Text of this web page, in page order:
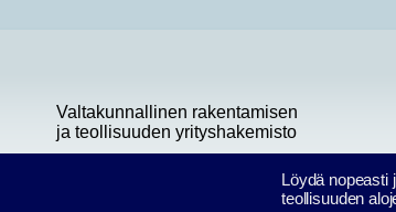
Valtakunnallinen rakentamisen
ja teollisuuden yrityshakemisto
Löydä nopeasti
teollisuuden